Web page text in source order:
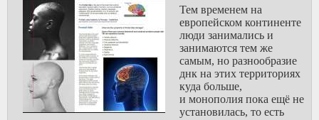
Дело в том что эти места
довольно хорошо
изолированны от
остальной планеты, они
не слишком маленькие и
не слишком большие,
что-то вроде
песочницы,
лабораторного
Тем временем на
европейском континенте
люди занимались и
занимаются тем же
самым, но разнообразие
днк на этих территориях
куда больше,
и монополия пока ещё не
установилась, то есть